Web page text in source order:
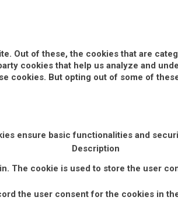
Out of these, the cookies that are
cookies that help us analyze and
cookies. But opting out of some of
ensure basic functionalities and
Description
The cookie is used to store the user
the user consent for the cookies in